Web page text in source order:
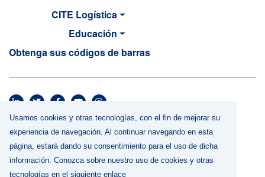
CITE Logística
Educación
Obtenga sus códigos de barras
Footer menu
Política de Privacidad
Uso de cookies y otras tecnologías
Usamos cookies y otras tecnologías, con el fin de mejorar su
experiencia de navegación. Al continuar navegando en esta
página, estará dando su consentimiento para el uso de dicha
información. Conozca sobre nuestro uso de cookies y otras
tecnologías en el siguiente enlace